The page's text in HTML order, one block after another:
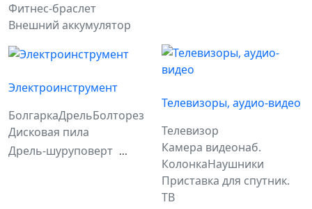
Фитнес-браслет
Внешний аккумулятор
Электроинструмент
БолгаркаДрельБолторез
Дисковая пила
Дрель-шуруповерт ...
Телевизоры, аудио-видео
Телевизор
Камера видеонаб.
КолонкаНаушники
Приставка для спутник.
ТВ